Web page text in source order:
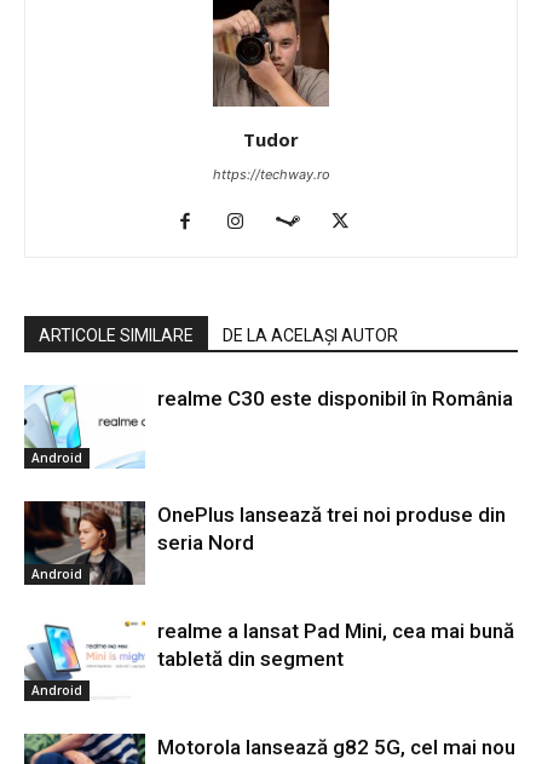
Tudor
https://techway.ro
ARTICOLE SIMILARE DE LA ACELAȘI AUTOR
Android
realme C30 este disponibil în România
Android
OnePlus lansează trei noi produse din
seria Nord
Android
realme a lansat Pad Mini, cea mai bună
tabletă din segment
Motorola lansează g82 5G, cel mai nou